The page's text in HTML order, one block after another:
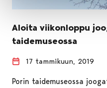
Aloita viikonloppu
taidemuseossa
17 tammikuun, 2019
Porin taidemuseossa